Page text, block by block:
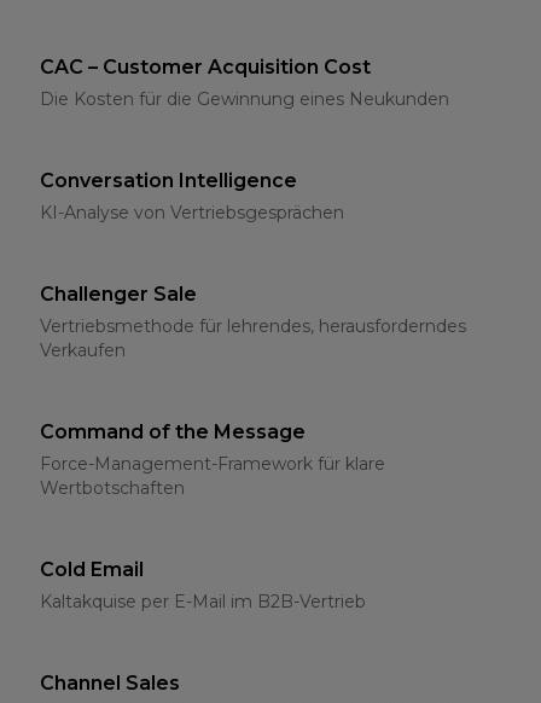
CAC – Customer Acquisition Cost
Die Kosten für die Gewinnung eines Neukunden
Conversation Intelligence
KI-Analyse von Vertriebsgesprächen
Challenger Sale
Vertriebsmethode für lehrendes, herausforderndes
Verkaufen
Command of the Message
Force-Management-Framework für klare
Wertbotschaften
Cold Email
Kaltakquise per E-Mail im B2B-Vertrieb
Channel Sales